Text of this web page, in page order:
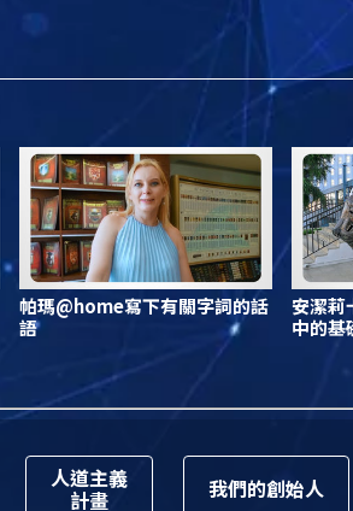
帕瑪@home寫下有關字詞的話
語
安潔莉
中的基
人道主義
計畫 我們的創始人